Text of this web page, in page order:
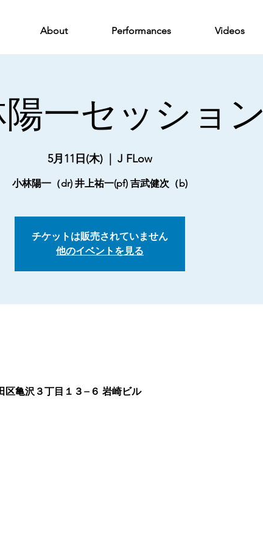
About Performances Videos
一セッション
5月11日(木) J FLow
小林陽一（dr) 井上祐一(pf) 吉武健次（b)
チケットは販売されていません
他のイベントを見る
区亀沢３丁目１３−６ 岩崎ビル